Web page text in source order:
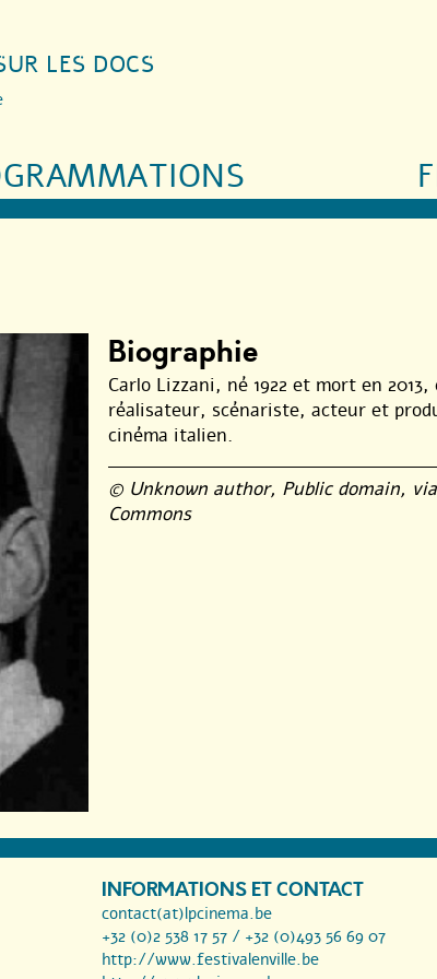
LES DOCS
Biographie
Carlo Lizzani, né 1922 et mort en
réalisateur, scénariste, acteur et
cinéma italien.
© Unknown author, Public domain,
Commons
INFORMATIONS ET CONTACT
contact(at)lpcinema.be
+32 (0)2 538 17 57 / +32 (0)493 56 69 07
http://www.festivalenville.be